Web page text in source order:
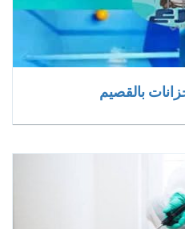
بالقصيم